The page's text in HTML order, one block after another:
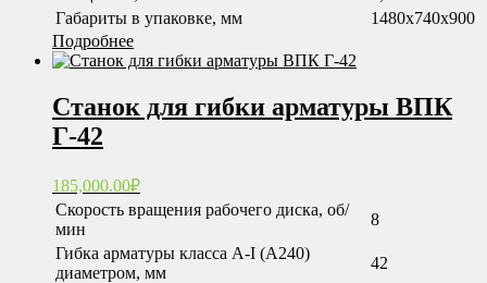
Габариты в упаковке, мм
1480x740x900
Подробнее
Станок для гибки арматуры ВПК
Г-42
185,000.00₽
Скорость вращения рабочего диска, об/
мин
8
Гибка арматуры класса А-I (А240)
диаметром, мм
42